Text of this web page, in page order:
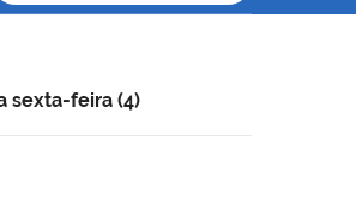
sexta-feira (4)